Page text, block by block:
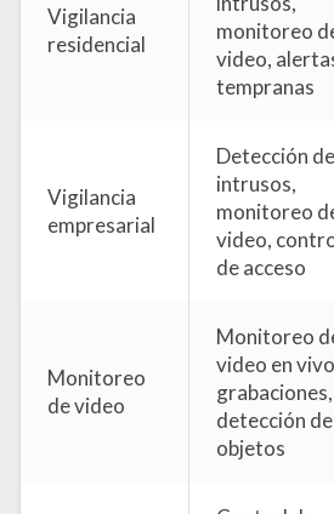
Vigilancia
residencial
monitoreo
video,
tempranas
Vigilancia
empresarial
Detección de
intrusos,
monitoreo
video,
de acceso
Monitoreo
de video
Monitoreo
video en
grabaciones,
detección de
objetos